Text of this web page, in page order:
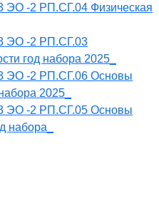
ЭО -2 РП.СГ.04 Физическая
ЭО -2 РП.СГ.03
год набора 2025_
ЭО -2 РП.СГ.06 Основы
2025_
ЭО -2 РП.СГ.05 Основы
набора_